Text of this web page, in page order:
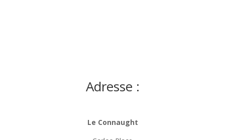
Adresse :
Le Connaught